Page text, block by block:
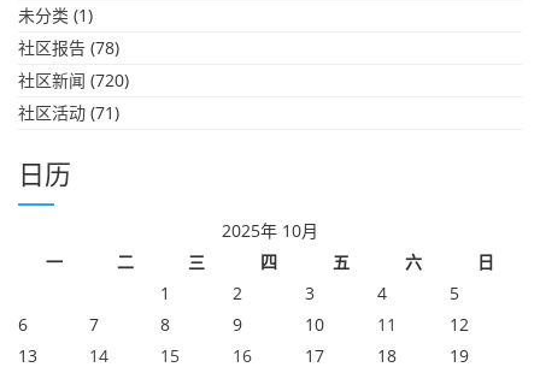
未分类 (1)
社区报告 (78)
社区新闻 (720)
社区活动 (71)
日历
2025年 10月
一
二 三 四 五 六
日
1
2 3 4
5
6
7 8 9 10 11
12
13
14 15 16 17 18 19